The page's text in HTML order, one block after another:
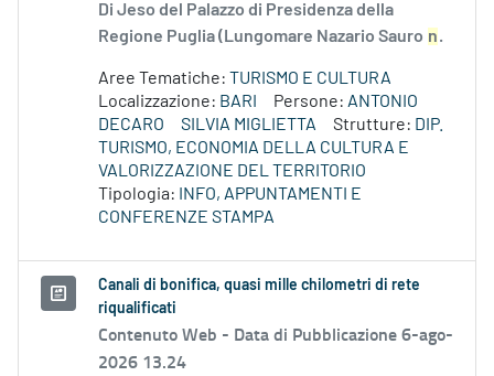
Di Jeso del Palazzo di Presidenza della
Regione Puglia (Lungomare Nazario Sauro n.
Aree Tematiche: TURISMO E CULTURA
Localizzazione: BARI Persone: ANTONIO
DECARO
SILVIA MIGLIETTA Strutture: DIP.
TURISMO, ECONOMIA DELLA CULTURA E
VALORIZZAZIONE DEL TERRITORIO
Tipologia:
INFO, APPUNTAMENTI E
CONFERENZE STAMPA
Canali di bonifica, quasi mille chilometri di rete
riqualificati
Contenuto Web - Data di Pubblicazione 6-ago-
2026 13.24